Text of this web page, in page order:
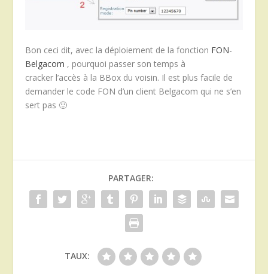
Bon ceci dit, avec la déploiement de la fonction FON-
Belgacom , pourquoi passer son temps à
cracker l’accès à la BBox du voisin. Il est plus facile de
demander le code FON d’un client Belgacom qui ne s’en
sert pas 🙂
PARTAGER:
TAUX: